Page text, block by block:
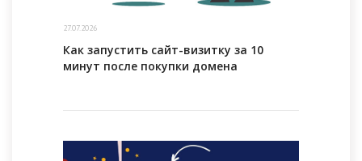
27.07.2026
Как запустить сайт-визитку за 10
минут после покупки домена